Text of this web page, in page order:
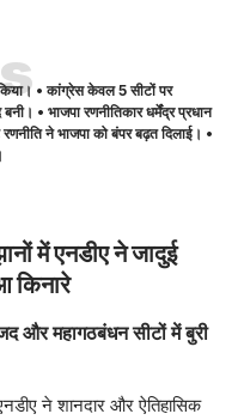
• कांग्रेस केवल 5 सीटों पर
• भाजपा रणनीतिकार धर्मेंद्र प्रधान
ने भाजपा को बंपर बढ़त दिलाई। •
में एनडीए ने जादुई
किनारे
महागठबंधन सीटों में बुरी
ने शानदार और ऐतिहासिक